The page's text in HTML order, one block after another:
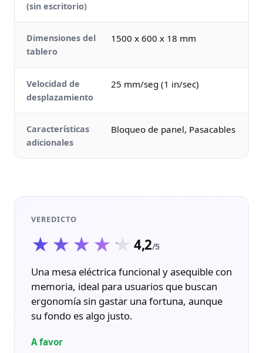
(sin escritorio)
Dimensiones del
tablero
1500 x 600 x 18 mm
Velocidad de
desplazamiento
25 mm/seg (1 in/sec)
Características
adicionales
Bloqueo de panel, Pasacables
VEREDICTO
★★★★★
★★★★★4,2/5
Una mesa eléctrica funcional y asequible con
memoria, ideal para usuarios que buscan
ergonomía sin gastar una fortuna, aunque
su fondo es algo justo.
A favor